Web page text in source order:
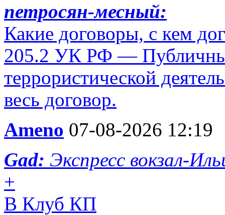
петросян-месный:
Какие договоры, с кем
205.2 УК РФ —
террористической
весь договор.
Ameno 07-08-2026 12:19
Gad: Экспресс вокзал-
+
В Клуб КП